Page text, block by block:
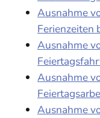
Ausnahme
Ferienzeiten
Ausnahme
Ausnahme
Ausnahme